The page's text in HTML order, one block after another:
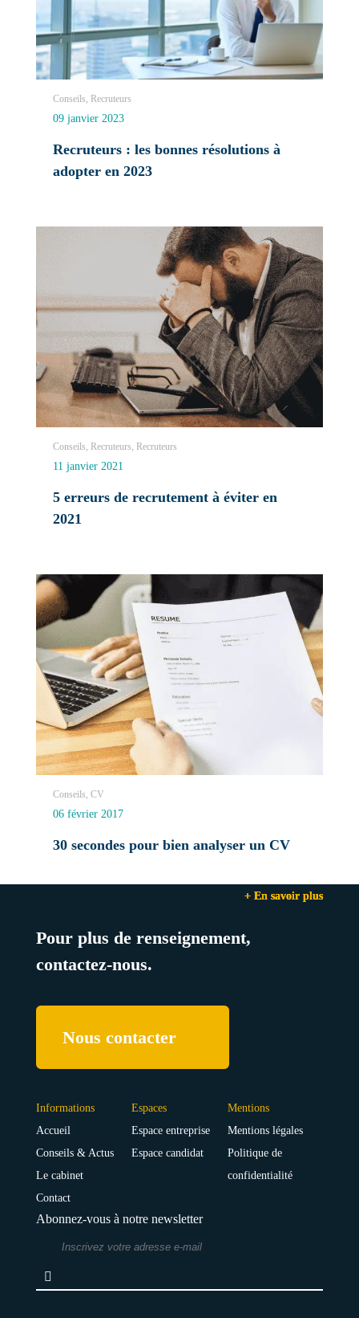
Conseils, Recruteurs
09 janvier 2023
Recruteurs : les bonnes résolutions à
adopter en 2023
+ En savoir plus
Conseils, Recruteurs, Recruteurs
11 janvier 2021
5 erreurs de recrutement à éviter en
2021
+ En savoir plus
Conseils, CV
06 février 2017
30 secondes pour bien analyser un CV
+ En savoir plus
Pour plus de renseignement,
contactez-nous.
Nous contacter
Informations
Accueil
Conseils & Actus
Le cabinet
Contact
Espaces
Espace entreprise
Espace candidat
Mentions
Mentions légales
Politique de
confidentialité
Abonnez-vous à notre newsletter